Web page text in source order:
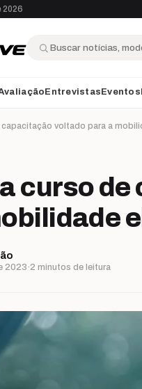
2026
Buscar
Entrevistas Eventos
capacitação voltado para a
curso
2023·2 minutos de leitura